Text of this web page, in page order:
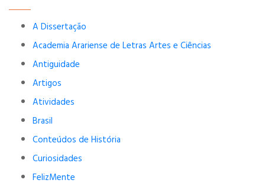
A Dissertação
Academia Arariense de Letras Artes e Ciências
Antiguidade
Artigos
Atividades
Brasil
Conteúdos de História
Curiosidades
FelizMente